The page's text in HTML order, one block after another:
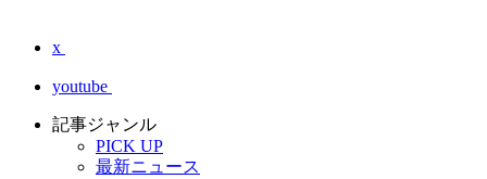
x
youtube
記事ジャンル
PICK UP
最新ニュース